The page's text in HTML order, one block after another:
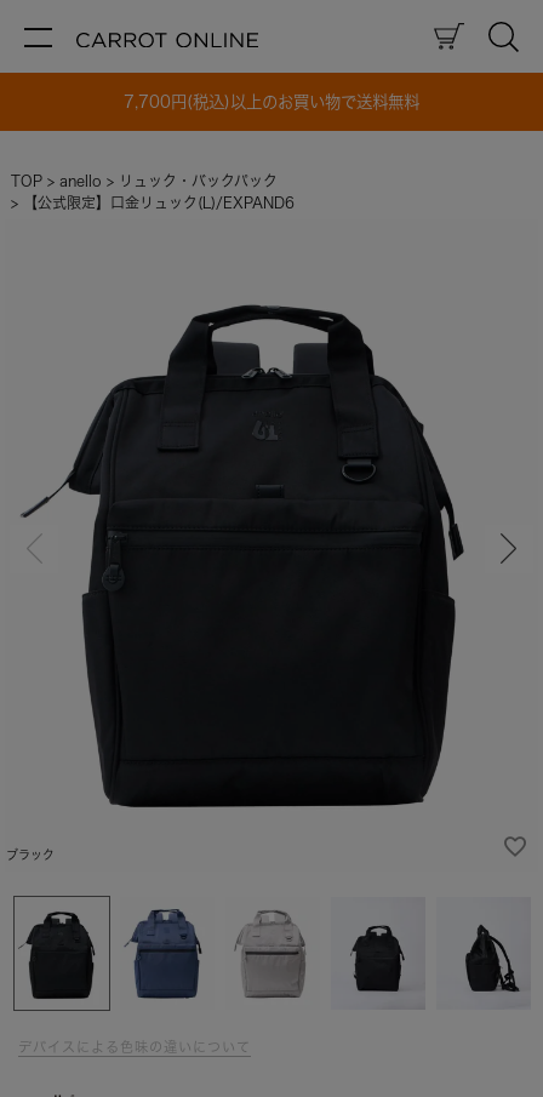
7,700円(税込)以上のお買い物で送料無料
TOP anello
リュック・バックパック
【公式限定】口金リュック(L)/EXPAND6
ブラック
デバイスによる色味の違いについて